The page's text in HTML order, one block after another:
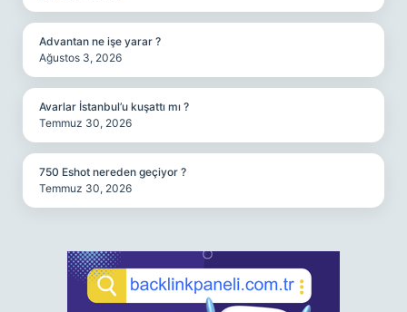
Advantan ne işe yarar ?
Ağustos 3, 2026
Avarlar İstanbul’u kuşattı mı ?
Temmuz 30, 2026
750 Eshot nereden geçiyor ?
Temmuz 30, 2026